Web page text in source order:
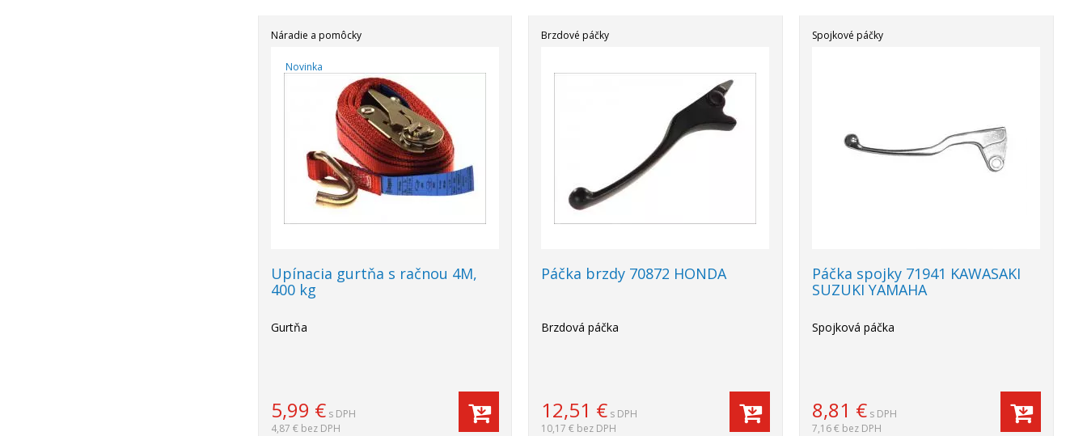
Náradie a pomôcky
Novinka
Upínacia gurtňa s račnou 4M,
400 kg
Gurtňa
5,99 € s DPH
4,87 € bez DPH
Brzdové páčky
Páčka brzdy 70872 HONDA
Brzdová páčka
12,51 € s DPH
10,17 € bez DPH
Spojkové páčky
Páčka spojky 71941 KAWASAKI
SUZUKI YAMAHA
Spojková páčka
8,81 € s DPH
7,16 € bez DPH